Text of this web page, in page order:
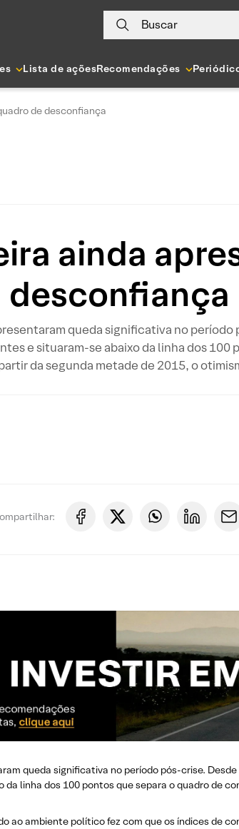
Buscar
Lista de açõesRecomendações
de desconfiança
ainda
desconfiança
queda significativa no
e situaram-se abaixo da linha dos 100
da segunda metade de 2015, o
queda significativa no período pós-crise.
linha dos 100 pontos que separa o quadro de
ao ambiente político fez com que os índices de